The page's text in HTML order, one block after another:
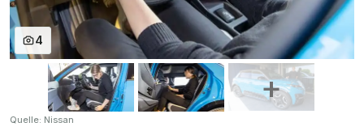
4
Quelle: Nissan